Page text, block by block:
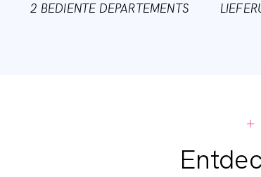
2 BEDIENTE DEPARTEMENTS